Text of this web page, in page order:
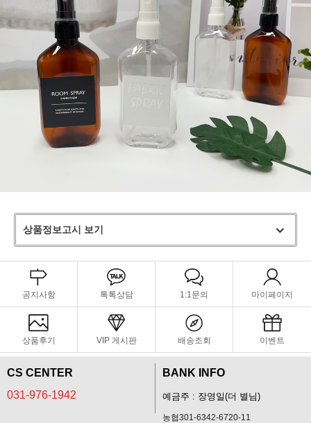
상품정보고시 보기
공지사항 톡톡상담 1:1문의 마이페이지
상품후기 VIP 게시판 배송조회 이벤트
CS CENTER
031-976-1942
BANK INFO
예금주 : 장영일(더 별님)
농협301-6342-6720-11